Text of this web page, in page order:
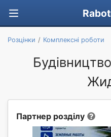
Розцінки Комплексні роботи
Партнер розділу